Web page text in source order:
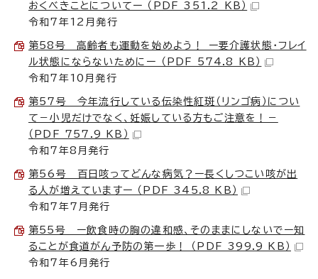
おくべきことについてー （PDF 351.2 KB）
令和7年12月発行
第58号 高齢者も運動を始めよう！ ー要介護状態・フレイ
ル状態にならないためにー （PDF 574.8 KB）
令和7年10月発行
第57号 今年流行している伝染性紅斑（リンゴ病）につい
て－小児だけでなく、妊娠している方もご注意を！－
（PDF 757.9 KB）
令和7年8月発行
第56号 百日咳ってどんな病気？ー長くしつこい咳が出
る人が増えていますー （PDF 345.8 KB）
令和7年7月発行
第55号 ー飲食時の胸の違和感、そのままにしないでー知
ることが食道がん予防の第一歩！ （PDF 399.9 KB）
令和7年6月発行